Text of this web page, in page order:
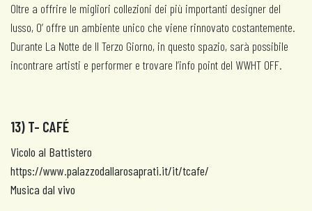
Oltre a offrire le migliori collezioni dei più importanti designer del
lusso, O’ offre un ambiente unico che viene rinnovato costantemente.
Durante La Notte de Il Terzo Giorno, in questo spazio, sarà possibile
incontrare artisti e performer e trovare l’info point del WWHT OFF.
13) T- CAFÉ
Vicolo al Battistero
https://www.palazzodallarosaprati.it/it/tcafe/
Musica dal vivo